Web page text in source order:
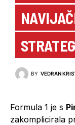
BY VEDRAN
Formula 1 je s
zakomplicirala